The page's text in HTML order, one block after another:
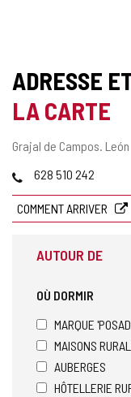
ADRESSE
LA CARTE
Adresse
Grajal de Campos. León
Téléphones
628 510 242
COMMENT ARRIVER
AUTOUR DE
OÙ DORMIR
MARQUE
MAISONS
AUBERGES
HÔTELLERIE